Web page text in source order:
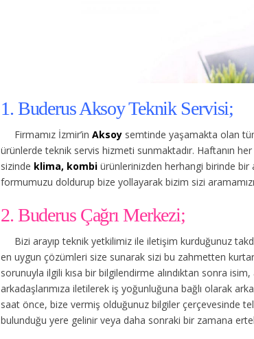
1. Buderus Aksoy Teknik Servisi;
Firmamız İzmir’in Aksoy semtinde yaşamakta olan
ürünlerde teknik servis hizmeti sunmaktadır. Haftanın
sizinde klima, kombi ürünlerinizden herhangi birinde bir
formumuzu doldurup bize yollayarak bizim sizi
2. Buderus Çağrı Merkezi;
Bizi arayıp teknik yetkilimiz ile iletişim kurduğunuz
en uygun çözümleri size sunarak sizi bu zahmetten
sorunuyla ilgili kısa bir bilgilendirme alındıktan sonra
arkadaşlarımıza iletilerek iş yoğunluğuna bağlı olarak
saat önce, bize vermiş olduğunuz bilgiler çerçevesinde
bulunduğu yere gelinir veya daha sonraki bir zamana